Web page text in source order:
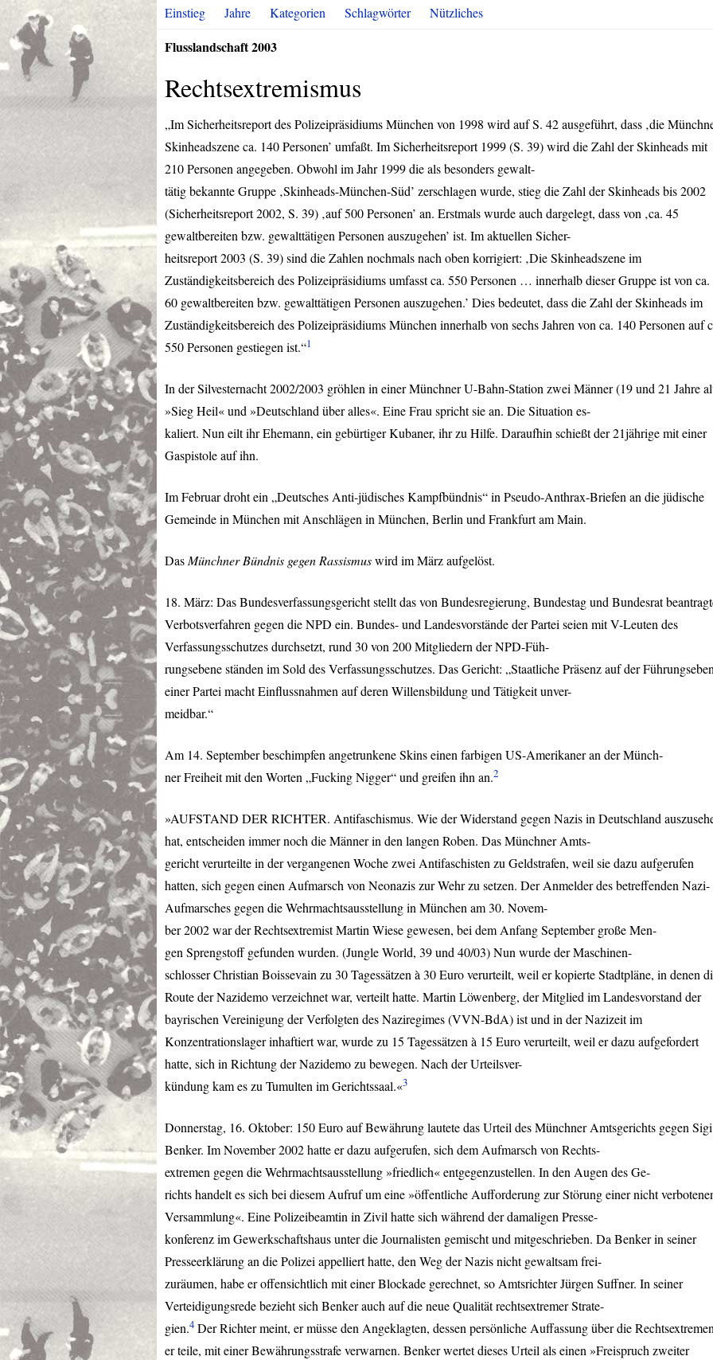
Einstieg Jahre Kategorien Schlagwörter Nützliches
Flusslandschaft 2003
Rechtsextremismus
„Im Sicherheitsreport des Polizeipräsidiums München von 1998 wird auf S. 42 ausgeführt, dass ‚die
Skinheadszene ca. 140 Personen’ umfaßt. Im Sicherheitsreport 1999 (S. 39) wird die Zahl der Skinheads mit
210 Personen angegeben. Obwohl im Jahr 1999 die als besonders gewalt-
tätig bekannte Gruppe ‚Skinheads-München-Süd’ zerschlagen wurde, stieg die Zahl der Skinheads bis 2002
(Sicherheitsreport 2002, S. 39) ‚auf 500 Personen’ an. Erstmals wurde auch dargelegt, dass von ‚ca. 45
gewaltbereiten bzw. gewalttätigen Personen auszugehen’ ist. Im aktuellen Sicher-
heitsreport 2003 (S. 39) sind die Zahlen nochmals nach oben korrigiert: ‚Die Skinheadszene im
Zuständigkeitsbereich des Polizeipräsidiums umfasst ca. 550 Personen … innerhalb dieser Gruppe ist von ca.
60 gewaltbereiten bzw. gewalttätigen Personen auszugehen.’ Dies bedeutet, dass die Zahl der Skinheads im
Zuständigkeitsbereich des Polizeipräsidiums München innerhalb von sechs Jahren von ca. 140 Personen auf
550 Personen gestiegen ist.“1
In der Silvesternacht 2002/2003 gröhlen in einer Münchner U-Bahn-Station zwei Männer (19 und 21 Jahre
»Sieg Heil« und »Deutschland über alles«. Eine Frau spricht sie an. Die Situation es-
kaliert. Nun eilt ihr Ehemann, ein gebürtiger Kubaner, ihr zu Hilfe. Daraufhin schießt der 21jährige mit einer
Gaspistole auf ihn.
Im Februar droht ein „Deutsches Anti-jüdisches Kampfbündnis“ in Pseudo-Anthrax-Briefen an die jüdische
Gemeinde in München mit Anschlägen in München, Berlin und Frankfurt am Main.
Das Münchner Bündnis gegen Rassismuswird im März aufgelöst.
18. März: Das Bundesverfassungsgericht stellt das von Bundesregierung, Bundestag und Bundesrat
Verbotsverfahren gegen dieNPD ein. Bundes- und Landesvorstände der Partei seien mit V-Leuten des
Verfassungsschutzes durchsetzt, rund 30 von 200 Mitgliedern derNPD-Füh-
rungsebene ständen im Sold des Verfassungsschutzes. Das Gericht: „Staatliche Präsenz auf der
einer Partei macht Einflussnahmen auf deren Willensbildung und Tätigkeit unver-
meidbar.“
Am 14. September beschimpfen angetrunkene Skins einen farbigen US-Amerikaner an der Münch-
ner Freiheit mit den Worten „Fucking Nigger“ und greifen ihn an.2
»AUFSTAND DER RICHTER. Antifaschismus. Wie der Widerstand gegen Nazis in Deutschland
hat, entscheiden immer noch die Männer in den langen Roben. Das Münchner Amts-
gericht verurteilte in der vergangenen Woche zwei Antifaschisten zu Geldstrafen, weil sie dazu aufgerufen
hatten, sich gegen einen Aufmarsch von Neonazis zur Wehr zu setzen. Der Anmelder des betreffenden Nazi-
Aufmarsches gegen die Wehrmachtsausstellung in München am 30. Novem-
ber 2002 war der Rechtsextremist Martin Wiese gewesen, bei dem Anfang September große Men-
gen Sprengstoff gefunden wurden. (Jungle World, 39 und 40/03) Nun wurde der Maschinen-
schlosser Christian Boissevain zu 30 Tagessätzen à 30 Euro verurteilt, weil er kopierte Stadtpläne, in denen
Route der Nazidemo verzeichnet war, verteilt hatte. Martin Löwenberg, der Mitglied im Landesvorstand der
bayrischen Vereinigung der Verfolgten des Naziregimes (VVN-BdA) ist und in der Nazizeit im
Konzentrationslager inhaftiert war, wurde zu 15 Tagessätzen à 15 Euro verurteilt, weil er dazu aufgefordert
hatte, sich in Richtung der Nazidemo zu bewegen. Nach der Urteilsver-
kündung kam es zu Tumulten im Gerichtssaal.«3
Donnerstag, 16. Oktober: 150 Euro auf Bewährung lautete das Urteil des Münchner Amtsgerichts gegen Sigi
Benker. Im November 2002 hatte er dazu aufgerufen, sich dem Aufmarsch von Rechts-
extremen gegen die Wehrmachtsausstellung »friedlich« entgegenzustellen. In den Augen des Ge-
richts handelt es sich bei diesem Aufruf um eine »öffentliche Aufforderung zur Störung einer nicht
Versammlung«. Eine Polizeibeamtin in Zivil hatte sich während der damaligen Presse-
konferenz im Gewerkschaftshaus unter die Journalisten gemischt und mitgeschrieben. Da Benker in seiner
Presseerklärung an die Polizei appelliert hatte, den Weg der Nazis nicht gewaltsam frei-
zuräumen, habe er offensichtlich mit einer Blockade gerechnet, so Amtsrichter Jürgen Suffner. In seiner
Verteidigungsrede bezieht sich Benker auch auf die neue Qualität rechtsextremer Strate-
gien.4 Der Richter meint, er müsse den Angeklagten, dessen persönliche Auffassung über die
er teile, mit einer Bewährungsstrafe verwarnen. Benker wertet dieses Urteil als einen »Freispruch zweiter